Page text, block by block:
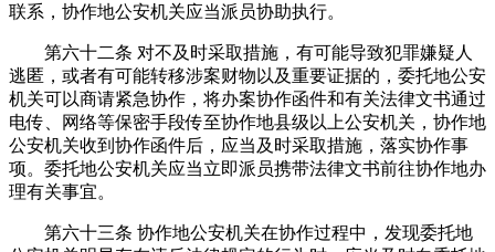
联系，协作地公安机关应当派员协助执行。
第六十二条 对不及时采取措施，有可能导致犯罪嫌疑人
逃匿，或者有可能转移涉案财物以及重要证据的，委托地公安
机关可以商请紧急协作，将办案协作函件和有关法律文书通过
电传、网络等保密手段传至协作地县级以上公安机关，协作地
公安机关收到协作函件后，应当及时采取措施，落实协作事
项。委托地公安机关应当立即派员携带法律文书前往协作地办
理有关事宜。
第六十三条 协作地公安机关在协作过程中，发现委托地